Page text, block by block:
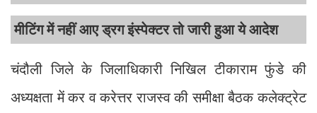
मीटिंग में नहीं आए ड्रग इंस्पेक्टर तो जारी हुआ ये आदेश
चंदौली जिले के जिलाधिकारी निखिल टीकाराम फुंडे की
अध्यक्षता में कर व करेत्तर राजस्व की समीक्षा बैठक कलेक्ट्रेट